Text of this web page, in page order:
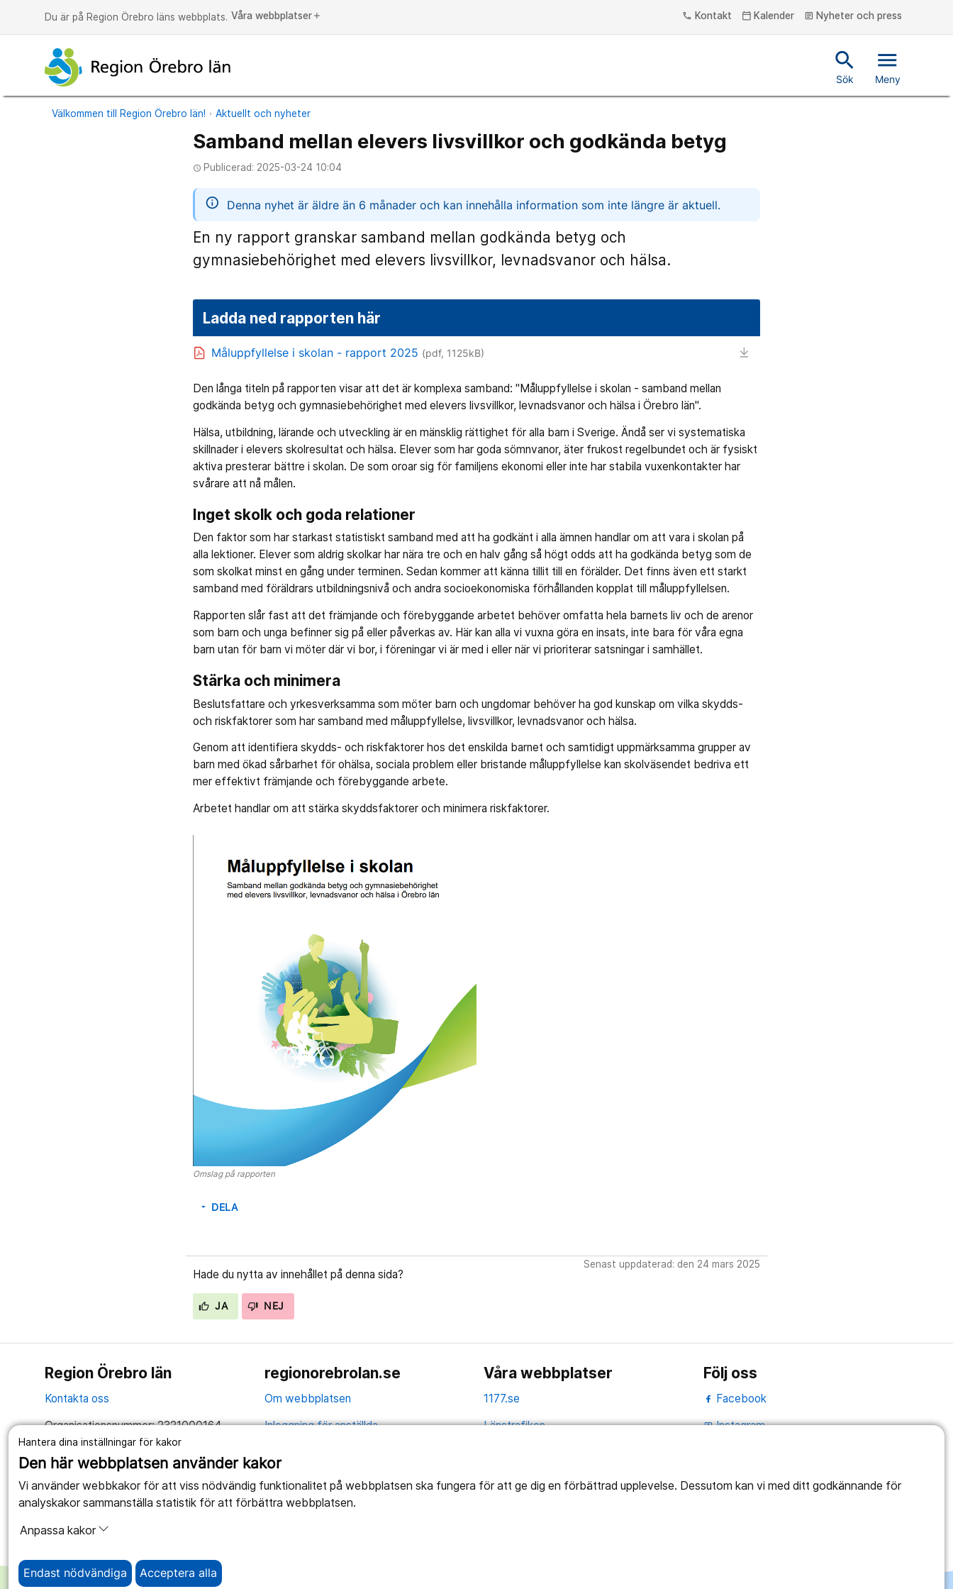
Hantera dina inställningar för kakor
Den här webbplatsen använder kakor
Vi använder webbkakor för att viss nödvändig funktionalitet på webbplatsen ska fungera för att ge dig en förbättrad upplevelse. Dessutom kan vi med ditt godkännande för
analyskakor sammanställa statistik för att förbättra webbplatsen.
Anpassa kakor
Endast nödvändiga Acceptera alla
Du är på Region Örebro läns webbplats. Våra webbplatser add phone Kontakt calendar_today Kalender article Nyheter och press
search
Sök
menu
Meny
Välkommen till Region Örebro län! Aktuellt och nyheter
Samband mellan elevers livsvillkor och godkända betyg
access_time Publicerad: 2025-03-24 10:04
information
Denna nyhet är äldre än 6 månader och kan innehålla information som inte längre är aktuell.
En ny rapport granskar samband mellan godkända betyg och
gymnasiebehörighet med elevers livsvillkor, levnadsvanor och hälsa.
Ladda ned rapporten här
Måluppfyllelse i skolan - rapport 2025 (pdf, 1125kB)
Den långa titeln på rapporten visar att det är komplexa samband: "Måluppfyllelse i skolan - samband mellan
godkända betyg och gymnasiebehörighet med elevers livsvillkor, levnadsvanor och hälsa i Örebro län".
Hälsa, utbildning, lärande och utveckling är en mänsklig rättighet för alla barn i Sverige. Ändå ser vi systematiska
skillnader i elevers skolresultat och hälsa. Elever som har goda sömnvanor, äter frukost regelbundet och är fysiskt
aktiva presterar bättre i skolan. De som oroar sig för familjens ekonomi eller inte har stabila vuxenkontakter har
svårare att nå målen.
Inget skolk och goda relationer
Den faktor som har starkast statistiskt samband med att ha godkänt i alla ämnen handlar om att vara i skolan på
alla lektioner. Elever som aldrig skolkar har nära tre och en halv gång så högt odds att ha godkända betyg som de
som skolkat minst en gång under terminen. Sedan kommer att känna tillit till en förälder. Det finns även ett starkt
samband med föräldrars utbildningsnivå och andra socioekonomiska förhållanden kopplat till måluppfyllelsen.
Rapporten slår fast att det främjande och förebyggande arbetet behöver omfatta hela barnets liv och de arenor
som barn och unga befinner sig på eller påverkas av. Här kan alla vi vuxna göra en insats, inte bara för våra egna
barn utan för barn vi möter där vi bor, i föreningar vi är med i eller när vi prioriterar satsningar i samhället.
Stärka och minimera
Beslutsfattare och yrkesverksamma som möter barn och ungdomar behöver ha god kunskap om vilka skydds-
och riskfaktorer som har samband med måluppfyllelse, livsvillkor, levnadsvanor och hälsa.
Genom att identifiera skydds- och riskfaktorer hos det enskilda barnet och samtidigt uppmärksamma grupper av
barn med ökad sårbarhet för ohälsa, sociala problem eller bristande måluppfyllelse kan skolväsendet bedriva ett
mer effektivt främjande och förebyggande arbete.
Arbetet handlar om att stärka skyddsfaktorer och minimera riskfaktorer.
Omslag på rapporten
arrow_drop_down DELA
Hade du nytta av innehållet på denna sida?
JA NEJ
Senast uppdaterad: den 24 mars 2025
Region Örebro län
Kontakta oss
Organisationsnummer: 2321000164
Tillsammans skapar vi ett bättre liv
regionorebrolan.se
Om webbplatsen
Inloggning för anställda
Anslagstavla
Tillgänglighetsredogörelse
Våra webbplatser
1177.se
Länstrafiken
Utveckling
Följ oss
Facebook
portraitInstagram